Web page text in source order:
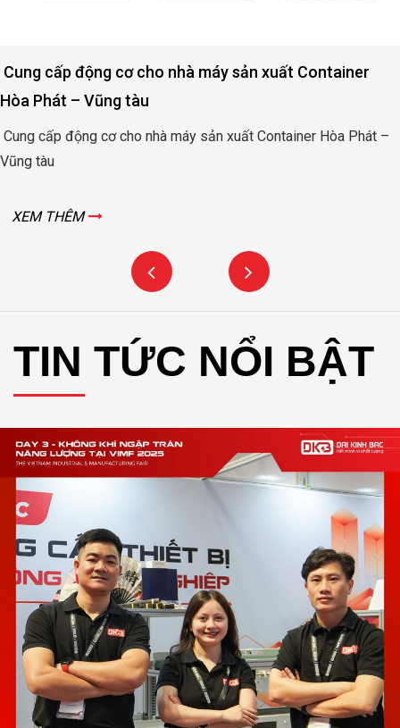
Động cơ nâng hạ cửa đập thủy lợi Rào Nam – Quảng
Bình
Động cơ nâng hạ cửa đập thủy lợi Rào Nam – Quảng Bình
XEM THÊM
TIN TỨC NỔI BẬT